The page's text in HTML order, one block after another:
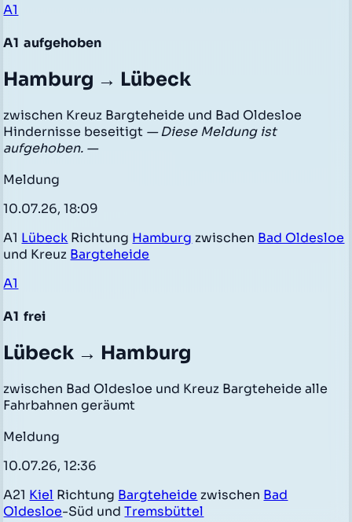
A1
A1 aufgehoben
Hamburg → Lübeck
zwischen Kreuz Bargteheide und Bad Oldesloe
Hindernisse beseitigt — Diese Meldung ist
aufgehoben. —
Meldung
10.07.26, 18:09
A1 Lübeck Richtung Hamburg zwischen Bad Oldesloe
und Kreuz Bargteheide
A1
A1 frei
Lübeck → Hamburg
zwischen Bad Oldesloe und Kreuz Bargteheide alle
Fahrbahnen geräumt
Meldung
10.07.26, 12:36
A21 Kiel Richtung Bargteheide zwischen Bad
Oldesloe-Süd undTremsbüttel